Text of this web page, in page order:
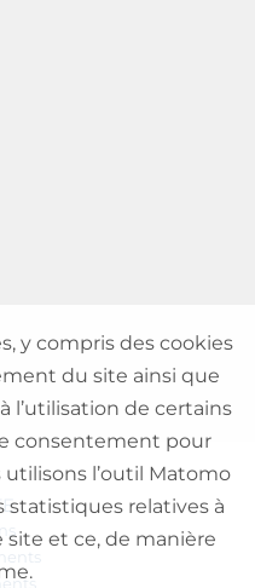
y compris des cookies
du site ainsi que
l’utilisation de certains
consentement pour
l’outil Matomo
statistiques relatives à
et ce, de manière